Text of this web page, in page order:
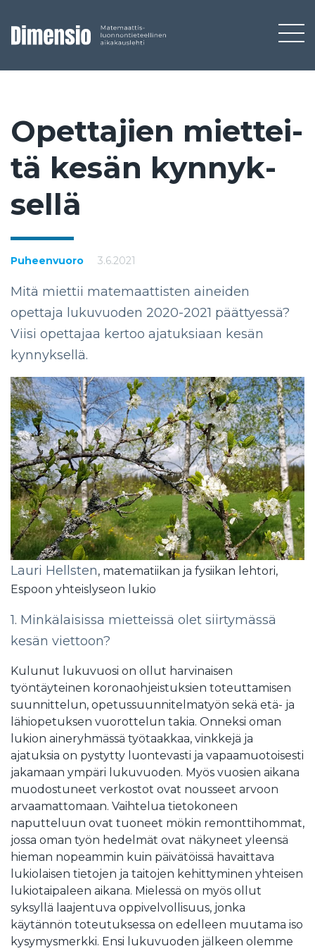
Opet­ta­jien miet­tei­
tä ke­sän kyn­nyk­
sel­lä
Puheenvuoro 3.6.2021
Mitä miettii matemaattisten aineiden
opettaja lukuvuoden 2020-2021 päättyessä?
Viisi opettajaa kertoo ajatuksiaan kesän
kynnyksellä.
Lauri Hellsten, matematiikan ja fysiikan lehtori,
Espoon yhteislyseon lukio
1. Minkälaisissa mietteissä olet siirtymässä
kesän viettoon?
Kulunut lukuvuosi on ollut harvinaisen
työntäyteinen koronaohjeistuksien toteuttamisen
suunnittelun, opetussuunnitelmatyön sekä etä- ja
lähiopetuksen vuorottelun takia. Onneksi oman
lukion aineryhmässä työtaakkaa, vinkkejä ja
ajatuksia on pystytty luontevasti ja vapaamuotoisesti
jakamaan ympäri lukuvuoden. Myös vuosien aikana
muodostuneet verkostot ovat nousseet arvoon
arvaamattomaan. Vaihtelua tietokoneen
naputteluun ovat tuoneet mökin remonttihommat,
jossa oman työn hedelmät ovat näkyneet yleensä
hieman nopeammin kuin päivätöissä havaittava
lukiolaisen tietojen ja taitojen kehittyminen yhteisen
lukiotaipaleen aikana. Mielessä on myös ollut
syksyllä laajentuva oppivelvollisuus, jonka
käytännön toteutuksessa on edelleen muutama iso
kysymysmerkki. Ensi lukuvuoden jälkeen olemme